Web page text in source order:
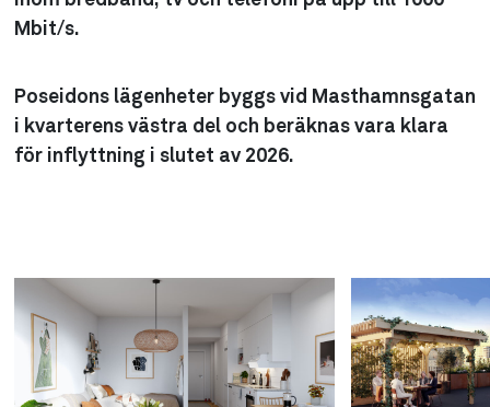
Mbit/s.
Poseidons lägenheter byggs vid Masthamnsgatan
i kvarterens västra del och beräknas vara klara
för inflyttning i slutet av 2026.